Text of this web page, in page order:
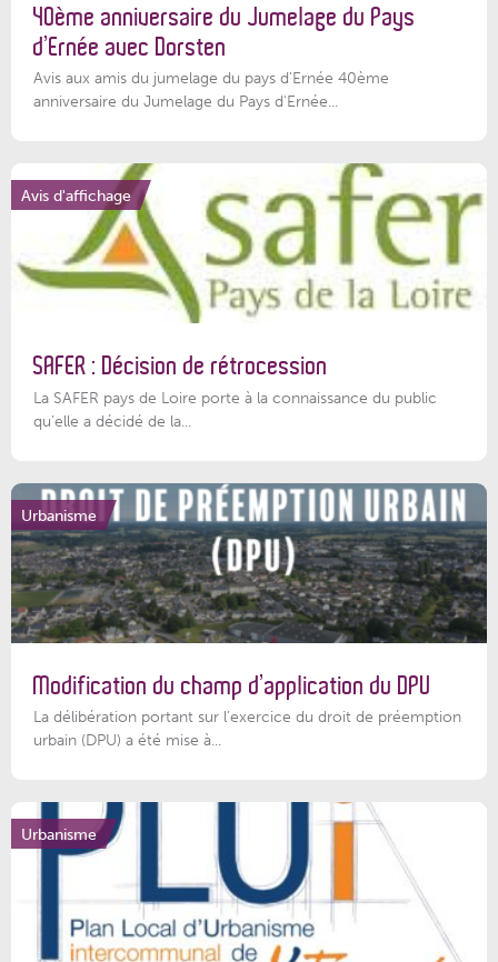
40ème anniversaire du Jumelage du Pays
d’Ernée avec Dorsten
Avis aux amis du jumelage du pays d'Ernée 40ème
anniversaire du Jumelage du Pays d'Ernée...
Avis d'affichage
SAFER : Décision de rétrocession
La SAFER pays de Loire porte à la connaissance du public
qu’elle a décidé de la...
Urbanisme
Modification du champ d’application du DPU
La délibération portant sur l’exercice du droit de préemption
urbain (DPU) a été mise à...
Urbanisme